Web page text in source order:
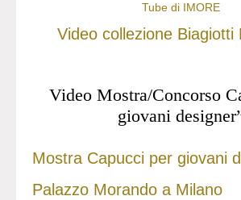
Tube di IMORE
Video collezione Biagiotti
Video Mostra/Concorso
giovani
Mostra Capucci per giovani
Palazzo Morando a Milano